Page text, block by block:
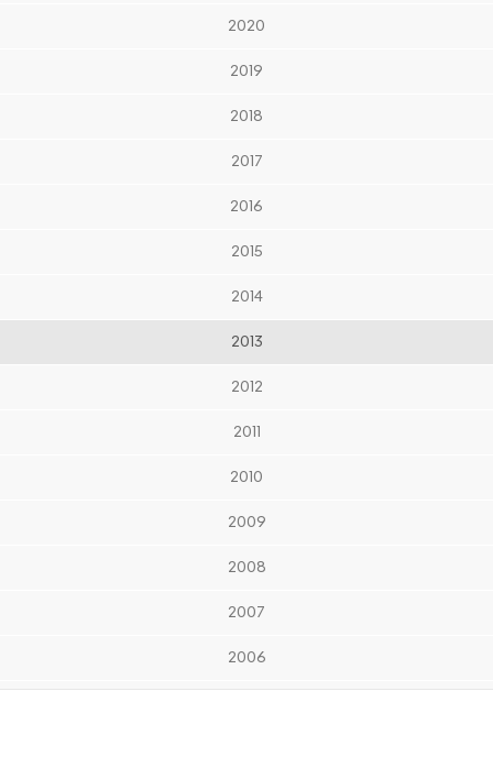
2020
2019
2018
2017
2016
2015
2014
2013
2012
2011
2010
2009
2008
2007
2006